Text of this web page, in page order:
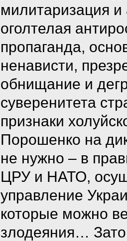
милитаризация и
оголтелая
пропаганда,
ненависти,
обнищание и
суверенитета
признаки
Порошенко на
не нужно – в
ЦРУ и НАТО,
управление
которые можно
злодеяния… Зато